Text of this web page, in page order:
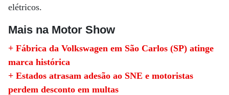
elétricos.
Mais na Motor Show
+ Fábrica da Volkswagen em São Carlos (SP) atinge
marca histórica
+ Estados atrasam adesão ao SNE e motoristas
perdem desconto em multas